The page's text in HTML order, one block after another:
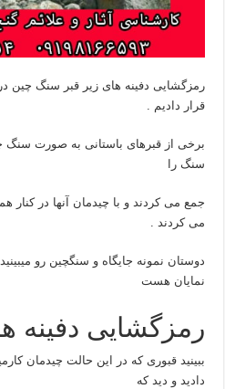
رمزگشایی دفینه های زیر قبر سنگ چین
قرار دادیم .
برخی از قبرهای باستانی به صورت سنگ
سنگ را
جمع می کردند و با چیدمان آنها در کنار
می کردند .
دوستان نمونه جایگاه و سنگچین رو
نمایان هست
رمزگشایی دفینه
ببینید قبوری که در این حالت چیدمان
دادید و دید که